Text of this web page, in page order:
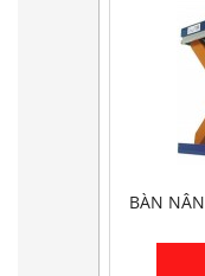
BÀN